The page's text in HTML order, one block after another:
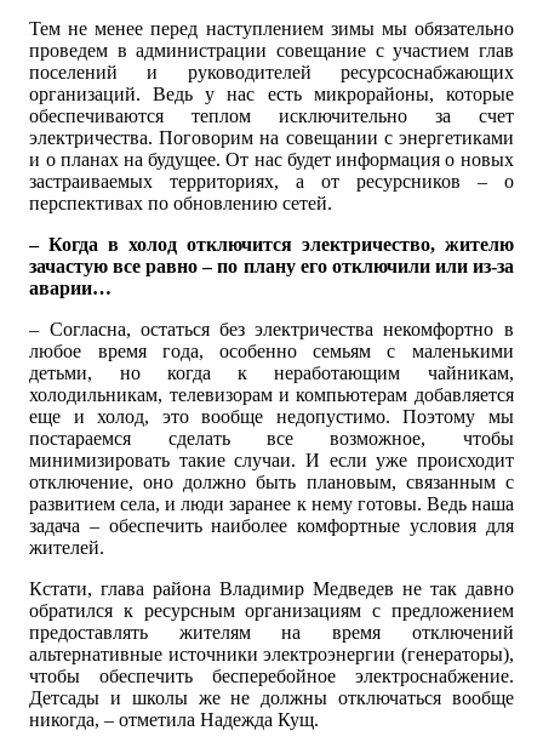
Тем не менее перед наступлением зимы мы обязательно
проведем в администрации совещание с участием глав
поселений и руководителей ресурсоснабжающих
организаций. Ведь у нас есть микрорайоны, которые
обеспечиваются теплом исключительно за счет
электричества. Поговорим на совещании с энергетиками
и о планах на будущее. От нас будет информация о новых
застраиваемых территориях, а от ресурсников – о
перспективах по обновлению сетей.
– Когда в холод отключится электричество, жителю
зачастую все равно – по плану его отключили или из-за
аварии…
– Согласна, остаться без электричества некомфортно в
любое время года, особенно семьям с маленькими
детьми, но когда к неработающим чайникам,
холодильникам, телевизорам и компьютерам добавляется
еще и холод, это вообще недопустимо. Поэтому мы
постараемся сделать все возможное, чтобы
минимизировать такие случаи. И если уже происходит
отключение, оно должно быть плановым, связанным с
развитием села, и люди заранее к нему готовы. Ведь наша
задача – обеспечить наиболее комфортные условия для
жителей.
Кстати, глава района Владимир Медведев не так давно
обратился к ресурсным организациям с предложением
предоставлять жителям на время отключений
альтернативные источники электроэнергии (генераторы),
чтобы обеспечить бесперебойное электроснабжение.
Детсады и школы же не должны отключаться вообще
никогда, – отметила Надежда Кущ.